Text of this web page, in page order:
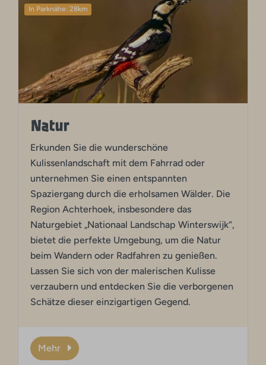
In Parknähe: 28km
Natur
Erkunden Sie die wunderschöne
Kulissenlandschaft mit dem Fahrrad oder
unternehmen Sie einen entspannten
Spaziergang durch die erholsamen Wälder. Die
Region Achterhoek, insbesondere das
Naturgebiet „Nationaal Landschap Winterswijk“,
bietet die perfekte Umgebung, um die Natur
beim Wandern oder Radfahren zu genießen.
Lassen Sie sich von der malerischen Kulisse
verzaubern und entdecken Sie die verborgenen
Schätze dieser einzigartigen Gegend.
Mehr